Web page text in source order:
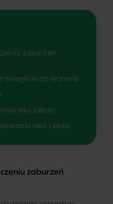
zaburzeń
podejście do leczenia
leku Lekap
leku Lekap
zaburzeń